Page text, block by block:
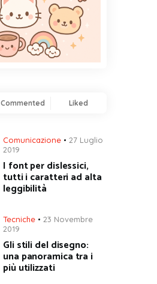
Commented Liked
Comunicazione
27 Luglio
2019
I font per dislessici,
tutti i caratteri ad alta
leggibilità
Tecniche
23 Novembre
2019
Gli stili del disegno:
una panoramica tra i
più utilizzati